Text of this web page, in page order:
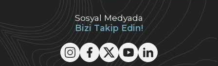
Sosyal Medyada
Bizi Takip Edin!